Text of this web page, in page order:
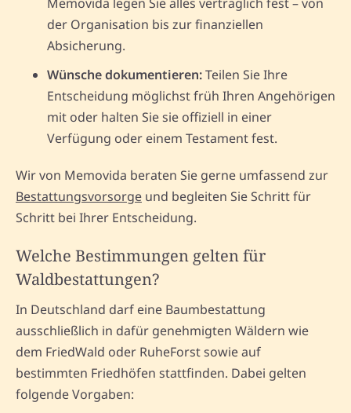
der Organisation bis zur finanziellen
Absicherung.
Wünsche dokumentieren:Teilen Sie Ihre
Entscheidung möglichst früh Ihren Angehörigen
mit oder halten Sie sie offiziell in einer
Verfügung oder einem Testament fest.
Wir von Memovida beraten Sie gerne umfassend zur
Bestattungsvorsorge und begleiten Sie Schritt für
Schritt bei Ihrer Entscheidung.
Welche Bestimmungen gelten für
Waldbestattungen?
In Deutschland darf eine Baumbestattung
ausschließlich in dafür genehmigten Wäldern wie
dem FriedWald oder RuheForst sowie auf
bestimmten Friedhöfen stattfinden. Dabei gelten
folgende Vorgaben: